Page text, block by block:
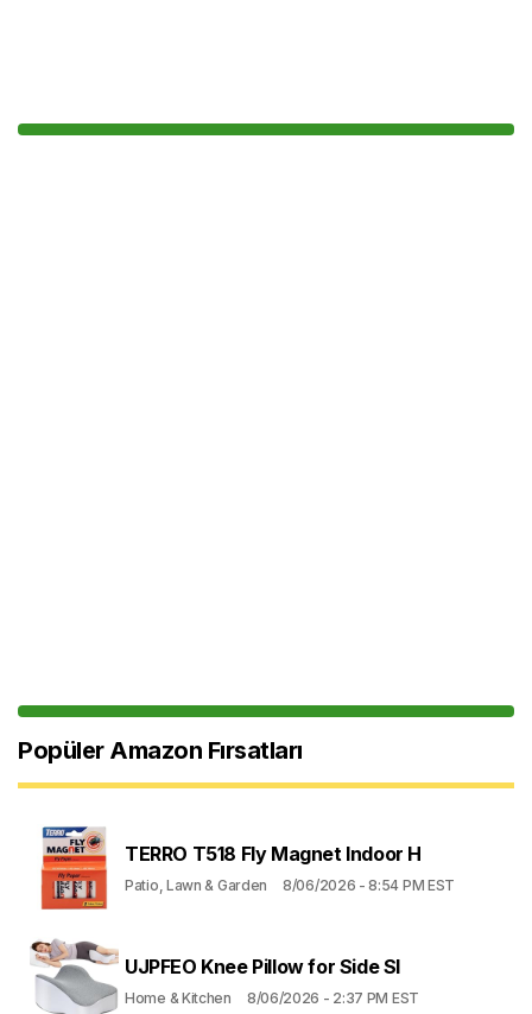
Popüler Amazon Fırsatları
TERRO T518 Fly Magnet Indoor H
Patio, Lawn & Garden 8/06/2026 - 8:54 PM EST
UJPFEO Knee Pillow for Side Sl
Home & Kitchen 8/06/2026 - 2:37 PM EST